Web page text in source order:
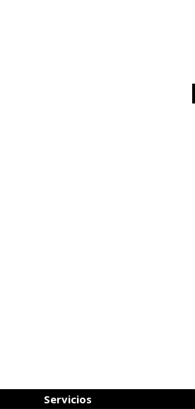
Servicios